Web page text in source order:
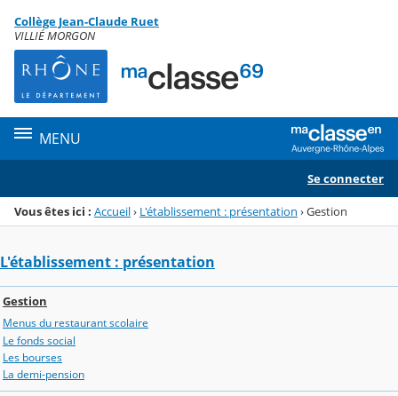
Menu de la rubrique
Contenu
Collège Jean-Claude Ruet
VILLIÉ MORGON
MENU
Se connecter
Vous êtes ici : Accueil› L'établissement : présentation ›Gestion
L'établissement : présentation
Gestion
Menus du restaurant scolaire
Le fonds social
Les bourses
La demi-pension